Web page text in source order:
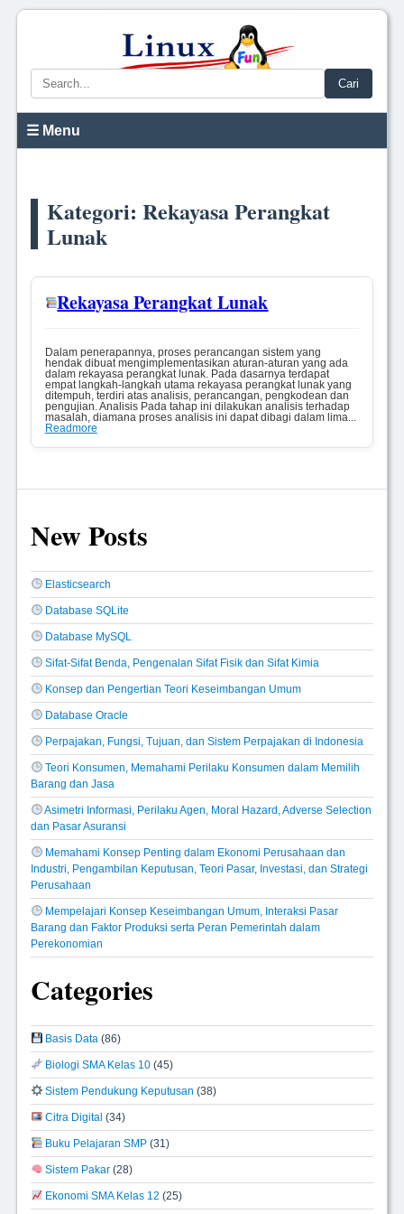
Cari
☰ Menu
Kategori: Rekayasa Perangkat
Lunak
Rekayasa Perangkat Lunak
Dalam penerapannya, proses perancangan sistem yang
hendak dibuat mengimplementasikan aturan-aturan yang ada
dalam rekayasa perangkat lunak. Pada dasarnya terdapat
empat langkah-langkah utama rekayasa perangkat lunak yang
ditempuh, terdiri atas analisis, perancangan, pengkodean dan
pengujian. Analisis Pada tahap ini dilakukan analisis terhadap
masalah, diamana proses analisis ini dapat dibagi dalam lima...
Readmore
New Posts
Elasticsearch
Database SQLite
Database MySQL
Sifat-Sifat Benda, Pengenalan Sifat Fisik dan Sifat Kimia
Konsep dan Pengertian Teori Keseimbangan Umum
Database Oracle
Perpajakan, Fungsi, Tujuan, dan Sistem Perpajakan di Indonesia
Teori Konsumen, Memahami Perilaku Konsumen dalam Memilih
Barang dan Jasa
Asimetri Informasi, Perilaku Agen, Moral Hazard, Adverse Selection
dan Pasar Asuransi
Memahami Konsep Penting dalam Ekonomi Perusahaan dan
Industri, Pengambilan Keputusan, Teori Pasar, Investasi, dan Strategi
Perusahaan
Mempelajari Konsep Keseimbangan Umum, Interaksi Pasar
Barang dan Faktor Produksi serta Peran Pemerintah dalam
Perekonomian
Categories
Basis Data (86)
Biologi SMA Kelas 10 (45)
Sistem Pendukung Keputusan (38)
Citra Digital (34)
Buku Pelajaran SMP (31)
Sistem Pakar (28)
Ekonomi SMA Kelas 12 (25)